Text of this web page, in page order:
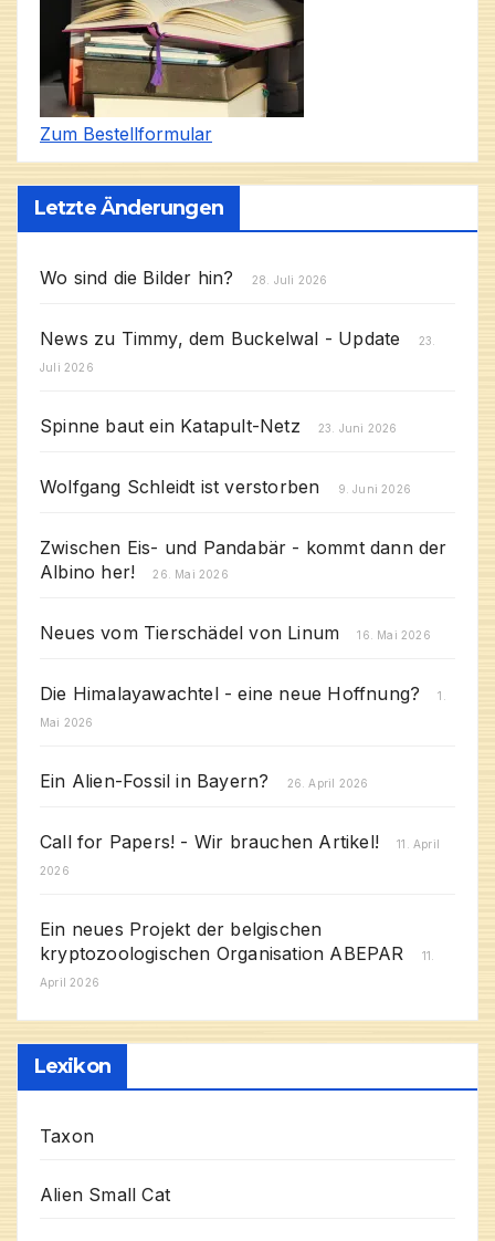
Zum Bestellformular
Letzte Änderungen
Wo sind die Bilder hin? 28. Juli 2026
News zu Timmy, dem Buckelwal - Update
23.
Juli 2026
Spinne baut ein Katapult-Netz 23. Juni 2026
Wolfgang Schleidt ist verstorben 9. Juni 2026
Zwischen Eis- und Pandabär - kommt dann der
Albino her!
26. Mai 2026
Neues vom Tierschädel von Linum 16. Mai 2026
Die Himalayawachtel - eine neue Hoffnung?
1.
Mai 2026
Ein Alien-Fossil in Bayern? 26. April 2026
Call for Papers! - Wir brauchen Artikel!
11. April
2026
Ein neues Projekt der belgischen
kryptozoologischen Organisation ABEPAR
11.
April 2026
Lexikon
Taxon
Alien Small Cat